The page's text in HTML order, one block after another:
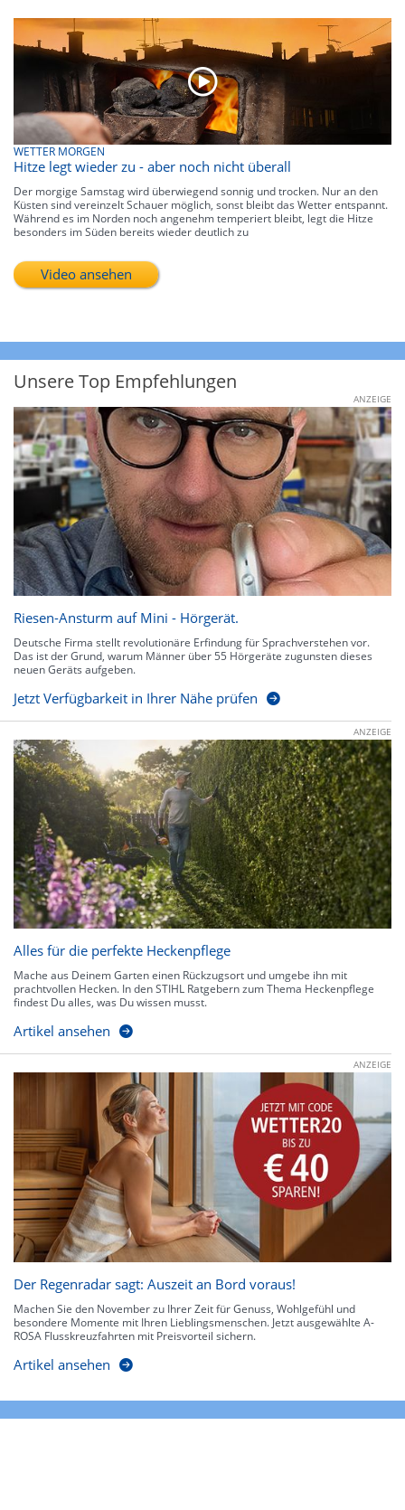
WETTER MORGEN
Hitze legt wieder zu - aber noch nicht überall
Der morgige Samstag wird überwiegend sonnig und trocken. Nur an den
Küsten sind vereinzelt Schauer möglich, sonst bleibt das Wetter entspannt.
Während es im Norden noch angenehm temperiert bleibt, legt die Hitze
besonders im Süden bereits wieder deutlich zu
Video ansehen
Unsere Top Empfehlungen
ANZEIGE
Riesen-Ansturm auf Mini - Hörgerät.
Deutsche Firma stellt revolutionäre Erfindung für Sprachverstehen vor.
Das ist der Grund, warum Männer über 55 Hörgeräte zugunsten dieses
neuen Geräts aufgeben.
Jetzt Verfügbarkeit in Ihrer Nähe prüfen
ANZEIGE
Alles für die perfekte Heckenpflege
Mache aus Deinem Garten einen Rückzugsort und umgebe ihn mit
prachtvollen Hecken. In den STIHL Ratgebern zum Thema Heckenpflege
findest Du alles, was Du wissen musst.
Artikel ansehen
ANZEIGE
Der Regenradar sagt: Auszeit an Bord voraus!
Machen Sie den November zu Ihrer Zeit für Genuss, Wohlgefühl und
besondere Momente mit Ihren Lieblingsmenschen. Jetzt ausgewählte A-
ROSA Flusskreuzfahrten mit Preisvorteil sichern.
Artikel ansehen